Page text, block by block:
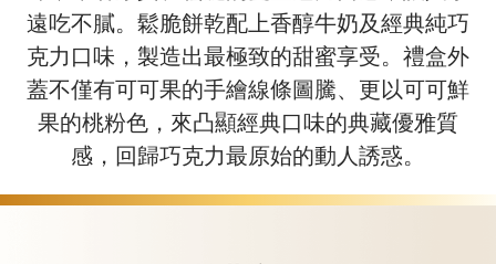
遠吃不膩。鬆脆餅乾配上香醇牛奶及經典純巧
克力口味，製造出最極致的甜蜜享受。禮盒外
蓋不僅有可可果的手繪線條圖騰、更以可可鮮
果的桃粉色，來凸顯經典口味的典藏優雅質
感，回歸巧克力最原始的動人誘惑。